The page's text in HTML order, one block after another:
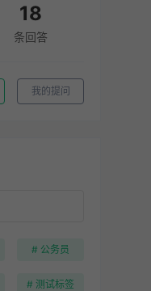
18
条回答
我的提问
# 公务员
# 测试标签